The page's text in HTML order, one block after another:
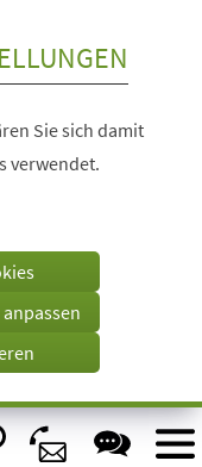
Sie sich damit
verwendet.